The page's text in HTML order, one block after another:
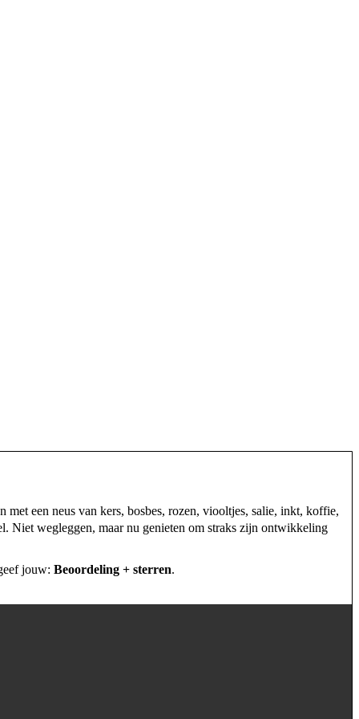
een neus van kers, bosbes, rozen, viooltjes, salie, inkt, koffie,
Niet wegleggen, maar nu genieten om straks zijn ontwikkeling
jouw:Beoordeling + sterren.